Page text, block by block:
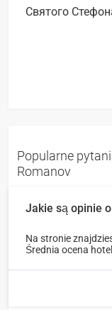
Святого
Popularne
Romanov
Jakie są opinie
Na stronie
Średnia ocena